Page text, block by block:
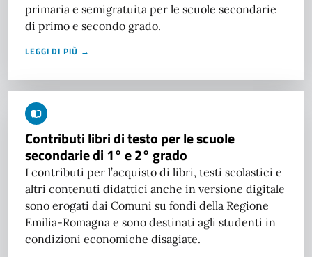
primaria e semigratuita per le scuole secondarie
di primo e secondo grado.
LEGGI DI PIÙ →
Contributi libri di testo per le scuole
secondarie di 1° e 2° grado
I contributi per l’acquisto di libri, testi scolastici e
altri contenuti didattici anche in versione digitale
sono erogati dai Comuni su fondi della Regione
Emilia-Romagna e sono destinati agli studenti in
condizioni economiche disagiate.